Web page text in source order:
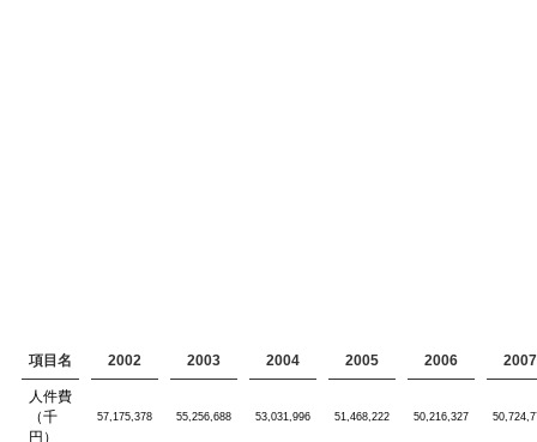
項目名 2002 2003 2004 2005 2006 2007
人件費
（千
円）
57,175,378 55,256,688 53,031,996 51,468,222 50,216,327